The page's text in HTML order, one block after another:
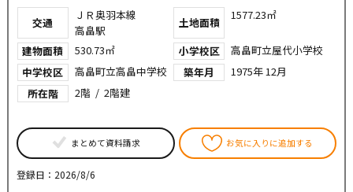
交通
ＪＲ奥羽本線
高畠駅
土地面積
1577.23㎡
建物面積 530.73㎡ 小学校区
高畠町立屋代小学校
中学校区
高畠町立高畠中学校 築年月
1975年 12月
所在階
2階 / 2階建
まとめて資料請求 お気に入りに追加する
登録日：2026/8/6